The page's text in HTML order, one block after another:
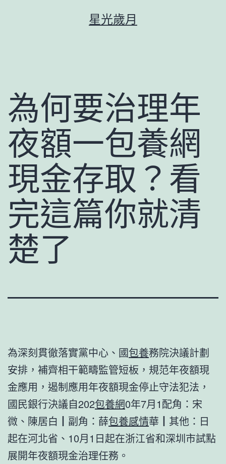
星光歲月
為何要治理年
夜額一包養網
現金存取？看
完這篇你就清
楚了
為深刻貫徹落實黨中心、國包養務院決議計劃
安排，補齊相干範疇監管短板，規范年夜額現
金應用，遏制應用年夜額現金停止守法犯法，
國民銀行決議自202包養網0年7月1配角：宋
微、陳居白┃副角：薛包養感情華┃其他：日
起在河北省、10月1日起在浙江省和深圳市試點
展開年夜額現金治理任務。